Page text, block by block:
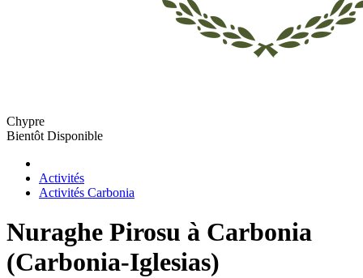
Chypre
Bientôt Disponible
Activités
Activités Carbonia
Nuraghe Pirosu à Carbonia
(Carbonia-Iglesias)